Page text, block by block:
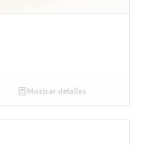
Mostrar detalles